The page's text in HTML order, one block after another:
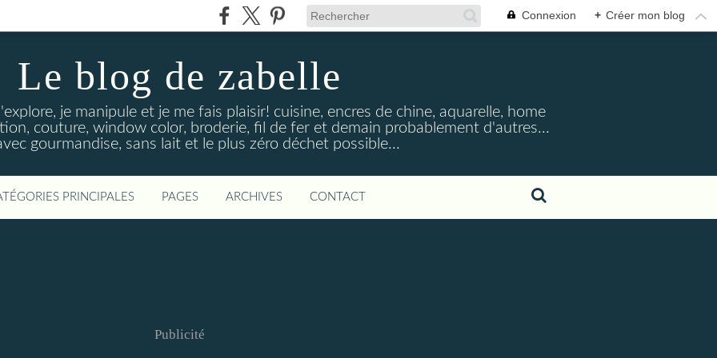
Connexion + Créer mon blog
Le blog de zabelle
je manipule et je me fais plaisir! cuisine, encres de chine, aquarelle, home
couture, window color, broderie, fil de fer et demain probablement d'autres...
gourmandise, sans lait et le plus zéro déchet possible...
PRINCIPALES PAGES ARCHIVES CONTACT
Publicité